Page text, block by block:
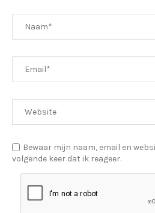
Bewaar mijn naam, email en
volgende keer dat ik reageer.